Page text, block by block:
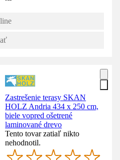
Zastrešenie terasy SKAN
HOLZ Andria 434 x 250 cm,
biele vopred ošetrené
laminované drevo
Tento tovar zatiaľ nikto
nehodnotil.